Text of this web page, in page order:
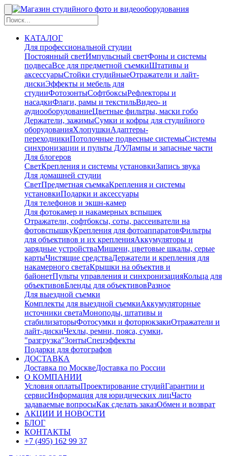
КАТАЛОГ
Для профессиональной студии
Постоянный светИмпульсный светФоны и системы
подвесаВсе для предметной съемкиШтативы и
аксессуарыСтойки студийныеОтражатели и лайт-
дискиЭффекты и мебель для
студииФотозонтыСофтбоксыРефлекторы и
насадкиФлаги, рамы и текстильВидео- и
аудиооборудованиеЦветные фильтры, маски гобо
Держатели, зажимыСумки и кофры для студийного
оборудованияХлопушкиАдаптеры-
переходникиПотолочные подвесные системыСистемы
синхронизации и пульты Д/УЛампы и запасные части
Для блогеров
СветКрепления и системы установкиЗапись звука
Для домашней студии
СветПредметная съемкаКрепления и системы
установкиПодарки и аксессуары
Для телефонов и экшн-камер
Для фотокамер и накамерных вспышек
Отражатели, софтбоксы, соты, рассеиватели на
фотовспышкуКрепления для фотоаппаратовФильтры
для объективов и их крепленияАккумуляторы и
зарядные устройстваМишени, цветовые шкалы, серые
картыЧистящие средстваДержатели и крепления для
накамерного светаКрышки на объектив и
байонетПульты управления и синхронизацияКольца для
объективовБленды для объективовРазное
Для выездной съемки
Комплекты для выездной съемкиАккумуляторные
источники светаМоноподы, штативы и
стабилизаторыФотосумки и фоторюкзакиОтражатели и
лайт-дискиЧехлы, ремни, пояса, сумки,
"разгрузка"ЗонтыСпецэффекты
Подарки для фотографов
ДОСТАВКА
Доставка по МосквеДоставка по России
О КОМПАНИИ
Условия оплатыПроектирование студийГарантии и
сервисИнформация для юридических лицЧасто
задаваемые вопросыКак сделать заказОбмен и возврат
АКЦИИ И НОВОСТИ
БЛОГ
КОНТАКТЫ
+7 (495) 162 99 37